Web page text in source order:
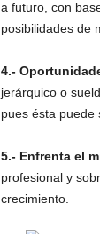
a futuro, con
posibilidades de
4.-
jerárquico o
pues ésta puede
5.- Enfrenta el
profesional y
crecimiento.